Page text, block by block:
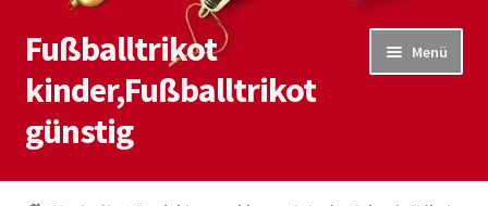
Zur
Navigation
springen
Zum
Inhalt
springen
Fußballtrikot
kinder,Fußballtrikot
günstig
Menü
Start